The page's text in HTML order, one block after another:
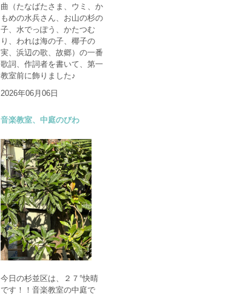
曲（たなばたさま、ウミ、か
もめの水兵さん、お山の杉の
子、水でっぽう、かたつむ
り、われは海の子、椰子の
実、浜辺の歌、故郷）の一番
歌詞、作詞者を書いて、第一
教室前に飾りました♪
2026年06月06日
音楽教室、中庭のびわ
今日の杉並区は、２７°快晴
です！！音楽教室の中庭で